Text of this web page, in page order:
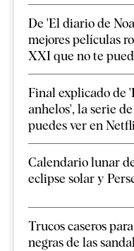
De 'El diario de
mejores películas
XXI que no te
Final explicado de
anhelos', la serie
puedes ver en
Calendario lunar
eclipse solar y
Trucos caseros
negras de las